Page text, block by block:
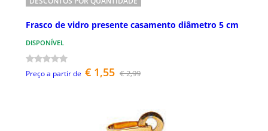
Frasco de vidro presente casamento diâmetro 5 cm
DISPONÍVEL
Preço a partir de € 1,55 € 2,99